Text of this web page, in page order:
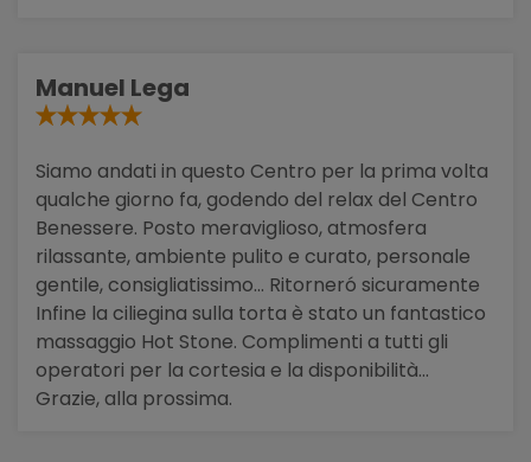
Manuel Lega
Siamo andati in questo Centro per la prima volta
qualche giorno fa, godendo del relax del Centro
Benessere. Posto meraviglioso, atmosfera
rilassante, ambiente pulito e curato, personale
gentile, consigliatissimo... Ritorneró sicuramente
Infine la ciliegina sulla torta è stato un fantastico
massaggio Hot Stone. Complimenti a tutti gli
operatori per la cortesia e la disponibilità...
Grazie, alla prossima.